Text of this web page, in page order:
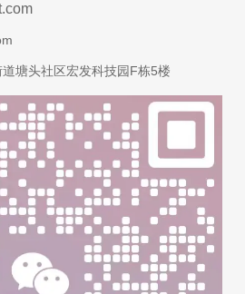
塘头社区宏发科技园F栋5楼